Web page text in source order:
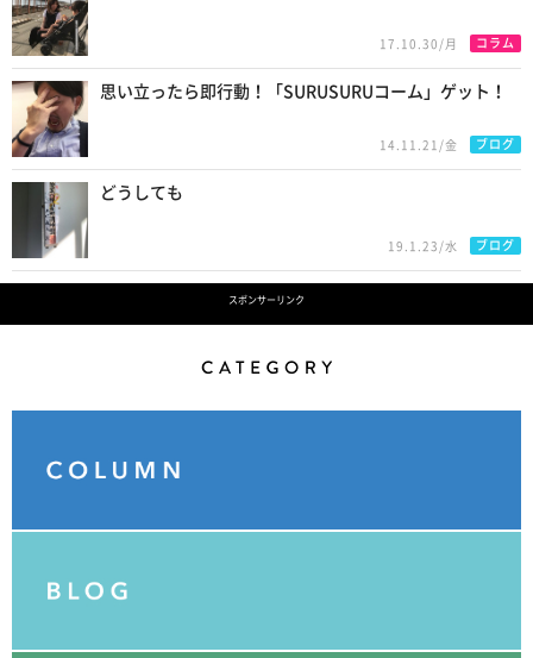
17.10.30/月 コラム
思い立ったら即行動！「SURUSURUコーム」ゲット！
14.11.21/金 ブログ
どうしても
19.1.23/水 ブログ
スポンサーリンク